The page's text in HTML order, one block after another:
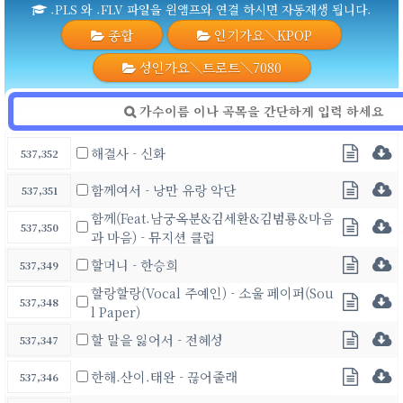
.PLS 와 .FLV 파일을 윈앰프와 연결 하시면 자동재생 됩니다.
종합
인기가요＼KPOP
성인가요＼트로트＼7080
537,352 해결사 - 신화
537,351 함께여서 - 낭만 유랑 악단
537,350
함께(Feat.남궁옥분&김세환&김범룡&마음
과 마음) - 뮤지션 클럽
537,349 할머니 - 한승희
537,348
할랑할랑(Vocal 주예인) - 소울 페이퍼(Sou
l Paper)
537,347 할 말을 잃어서 - 전혜성
537,346 한해.산이.태완 - 끊어줄래